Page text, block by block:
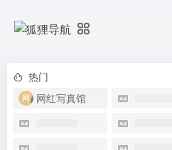
热门
网红写真馆